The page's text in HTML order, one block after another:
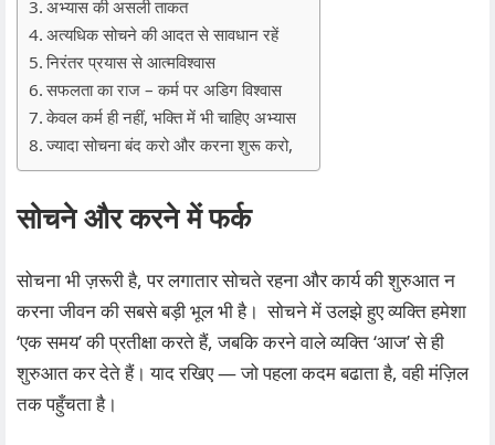
अभ्यास की असली ताकत
अत्यधिक सोचने की आदत से सावधान रहें
निरंतर प्रयास से आत्मविश्वास
सफलता का राज – कर्म पर अडिग विश्वास
केवल कर्म ही नहीं, भक्ति में भी चाहिए अभ्यास
ज्यादा सोचना बंद करो और करना शुरू करो,
सोचने और करने में फर्क
सोचना भी ज़रूरी है, पर लगातार सोचते रहना और कार्य की शुरुआत न
करना जीवन की सबसे बड़ी भूल भी है। सोचने में उलझे हुए व्यक्ति हमेशा
‘एक समय’ की प्रतीक्षा करते हैं, जबकि करने वाले व्यक्ति ‘आज’ से ही
शुरुआत कर देते हैं। याद रखिए — जो पहला कदम बढाता है, वही मंज़िल
तक पहुँचता है।